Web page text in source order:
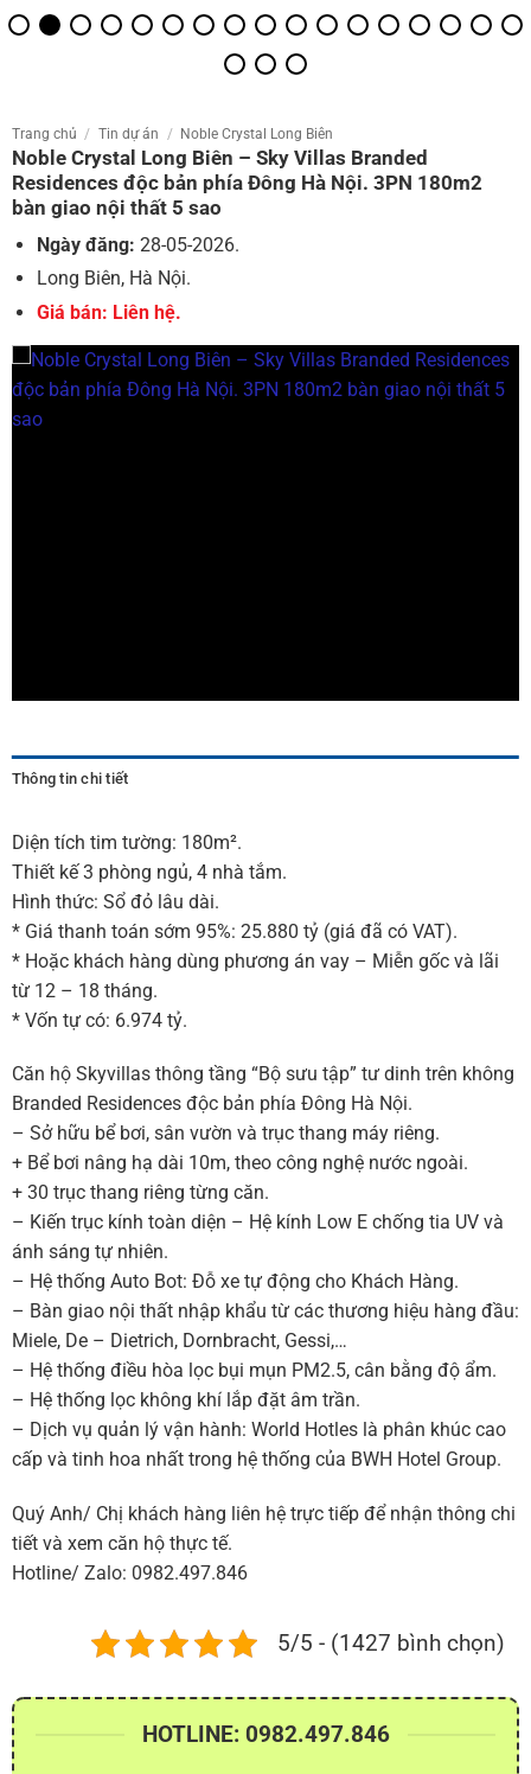
Trang chủ / Tin dự án / Noble Crystal Long Biên
Noble Crystal Long Biên – Sky Villas Branded
Residences độc bản phía Đông Hà Nội. 3PN 180m2
bàn giao nội thất 5 sao
Ngày đăng: 28-05-2026.
Long Biên, Hà Nội.
Giá bán: Liên hệ.
Thông tin chi tiết
Diện tích tim tường: 180m².
Thiết kế 3 phòng ngủ, 4 nhà tắm.
Hình thức: Sổ đỏ lâu dài.
* Giá thanh toán sớm 95%: 25.880 tỷ (giá đã có VAT).
* Hoặc khách hàng dùng phương án vay – Miễn gốc và lãi
từ 12 – 18 tháng.
* Vốn tự có: 6.974 tỷ.
Căn hộ Skyvillas thông tầng “Bộ sưu tập” tư dinh trên không
Branded Residences độc bản phía Đông Hà Nội.
– Sở hữu bể bơi, sân vườn và trục thang máy riêng.
+ Bể bơi nâng hạ dài 10m, theo công nghệ nước ngoài.
+ 30 trục thang riêng từng căn.
– Kiến trục kính toàn diện – Hệ kính Low E chống tia UV và
ánh sáng tự nhiên.
– Hệ thống Auto Bot: Đỗ xe tự động cho Khách Hàng.
– Bàn giao nội thất nhập khẩu từ các thương hiệu hàng đầu:
Miele, De – Dietrich, Dornbracht, Gessi,…
– Hệ thống điều hòa lọc bụi mụn PM2.5, cân bằng độ ẩm.
– Hệ thống lọc không khí lắp đặt âm trần.
– Dịch vụ quản lý vận hành: World Hotles là phân khúc cao
cấp và tinh hoa nhất trong hệ thống của BWH Hotel Group.
Quý Anh/ Chị khách hàng liên hệ trực tiếp để nhận thông chi
tiết và xem căn hộ thực tế.
Hotline/ Zalo: 0982.497.846
5/5 - (1427 bình chọn)
HOTLINE: 0982.497.846